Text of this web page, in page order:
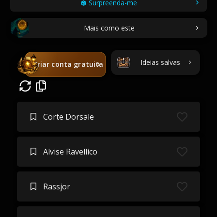
Surpreenda-me
Mais como este
Criar conta gratuita Ideias salvas
Corte Dorsale
Alvise Ravellico
Rassjor